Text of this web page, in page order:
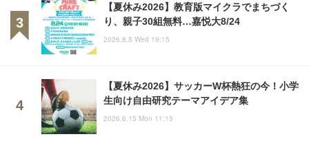
【夏休み2026】教育版マイクラでまちづく
り、親子30組無料…嘉悦大8/24
2026.8.5 Wed 19:15
【夏休み2026】サッカーW杯熱狂の今！小学
生向け自由研究テーマアイデア集
2026.6.15 Mon 11:15